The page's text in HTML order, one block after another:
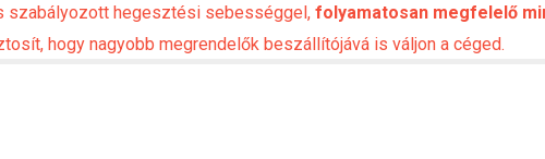
szabályozott hegesztési sebességgel, folyamatosan megfelelő
hogy nagyobb megrendelők beszállítójává is váljon a céged.